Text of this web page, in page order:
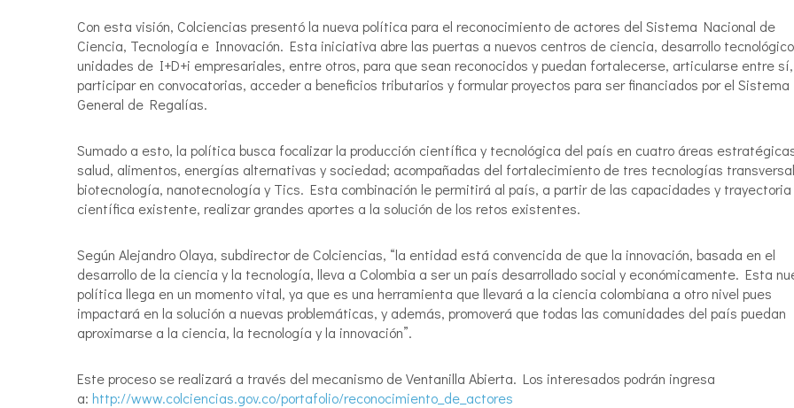
Con esta visión, Colciencias presentó la nueva política para el reconocimiento de actores del Sistema Nacional de
Ciencia, Tecnología e Innovación. Esta iniciativa abre las puertas a nuevos centros de ciencia, desarrollo
unidades de I+D+i empresariales, entre otros, para que sean reconocidos y puedan fortalecerse, articularse entre sí,
participar en convocatorias, acceder a beneficios tributarios y formular proyectos para ser financiados por el Sistema
General de Regalías.
Sumado a esto, la política busca focalizar la producción científica y tecnológica del país en cuatro áreas
salud, alimentos, energías alternativas y sociedad; acompañadas del fortalecimiento de tres tecnologías
biotecnología, nanotecnología y Tics. Esta combinación le permitirá al país, a partir de las capacidades y trayectoria
científica existente, realizar grandes aportes a la solución de los retos existentes.
Según Alejandro Olaya, subdirector de Colciencias, “la entidad está convencida de que la innovación, basada en el
desarrollo de la ciencia y la tecnología, lleva a Colombia a ser un país desarrollado social y económicamente. Esta
política llega en un momento vital, ya que es una herramienta que llevará a la ciencia colombiana a otro nivel pues
impactará en la solución a nuevas problemáticas, y además, promoverá que todas las comunidades del país puedan
aproximarse a la ciencia, la tecnología y la innovación”.
Este proceso se realizará a través del mecanismo de Ventanilla Abierta. Los interesados podrán ingresa
a: http://www.colciencias.gov.co/portafolio/reconocimiento_de_actores